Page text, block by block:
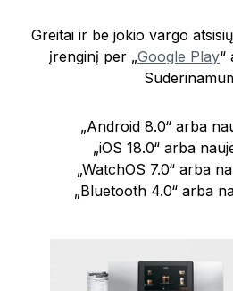
Greitai ir be jokio vargo
įrenginį per „Google Play“
„Android 8.0“ arba
„iOS 18.0“ arba
„WatchOS 7.0“ arba
„Bluetooth 4.0“ arba